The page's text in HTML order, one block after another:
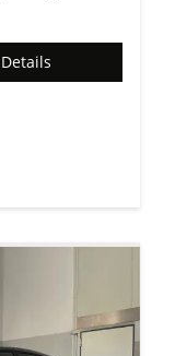
Details